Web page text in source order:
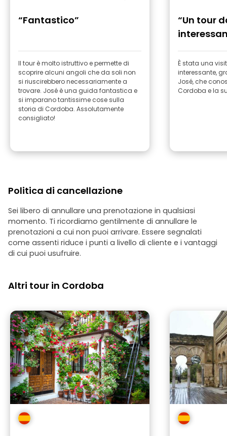
“Fantastico”
Il tour è molto istruttivo e permette di
scoprire alcuni angoli che da soli non
si riuscirebbero necessariamente a
trovare. José è una guida fantastica e
si imparano tantissime cose sulla
storia di Cordoba. Assolutamente
consigliato!
“Un tour
È stata una
interessante,
José, che
Cordoba e la
Politica di cancellazione
Sei libero di annullare una prenotazione in qualsiasi
momento. Ti ricordiamo gentilmente di annullare le
prenotazioni a cui non puoi arrivare. Essere segnalati
come assenti riduce i punti a livello di cliente e i vantaggi
di cui puoi usufruire.
Altri tour in Cordoba